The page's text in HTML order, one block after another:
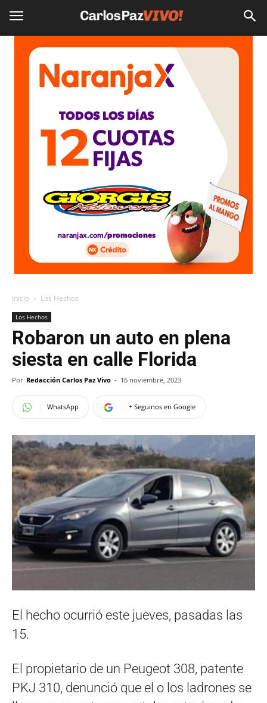
Inicio Los Hechos
Los Hechos
Robaron un auto en plena
siesta en calle Florida
Por Redacción Carlos Paz Vivo - 16 noviembre, 2023
WhatsApp + Seguinos en Google
El hecho ocurrió este jueves, pasadas las
15.
El propietario de un Peugeot 308, patente
PKJ 310, denunció que el o los ladrones se